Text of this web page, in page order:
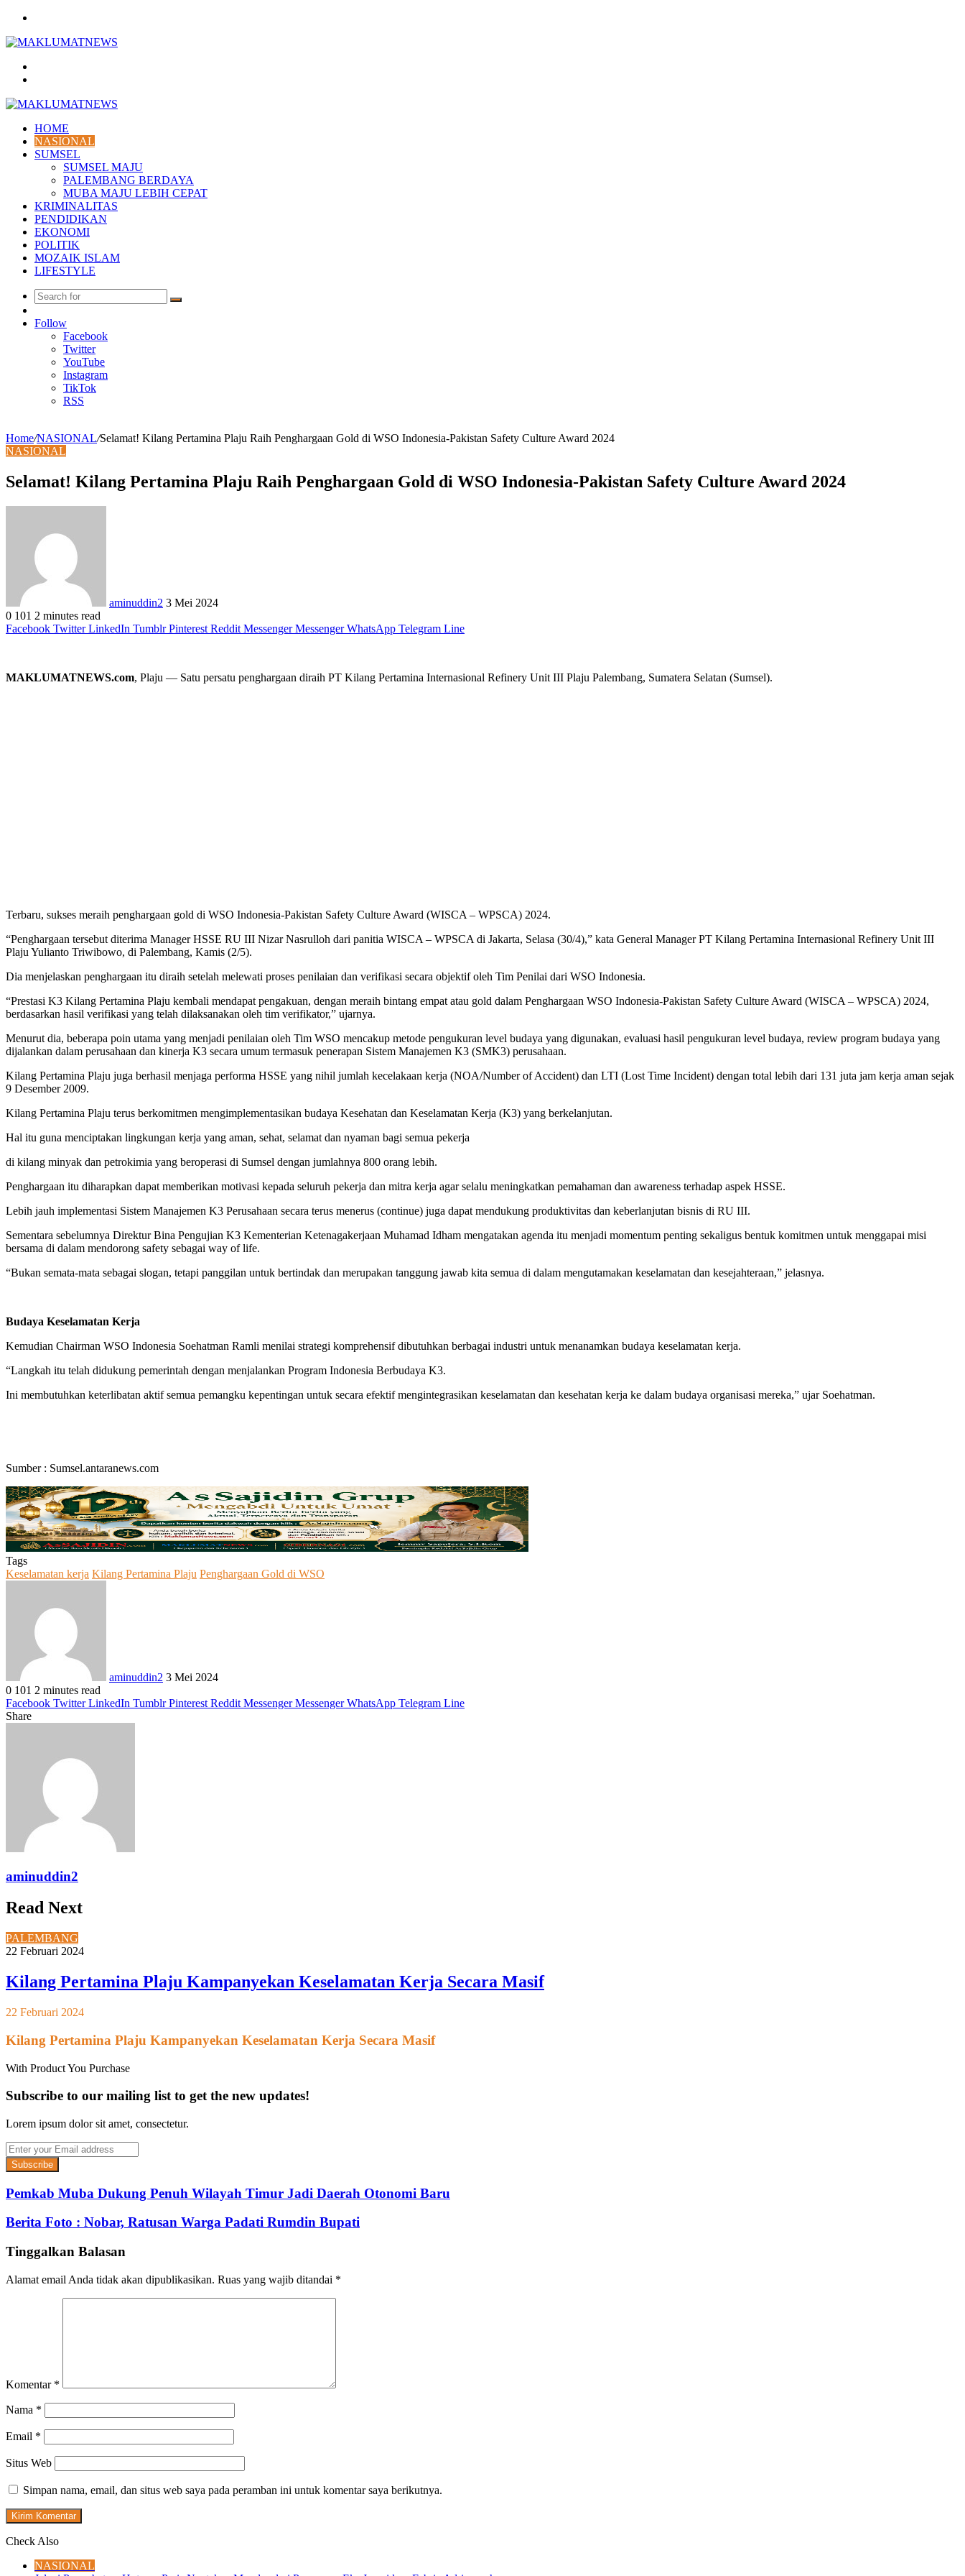
HOME
NASIONAL
SUMSEL
SUMSEL MAJU
PALEMBANG BERDAYA
MUBA MAJU LEBIH CEPAT
KRIMINALITAS
PENDIDIKAN
EKONOMI
POLITIK
MOZAIK ISLAM
LIFESTYLE
Search
Article
Follow
Facebook
Twitter
YouTube
Instagram
TikTok
RSS
Home/NASIONAL/Selamat! Kilang Pertamina Plaju Raih Penghargaan Gold di WSO Indonesia-Pakistan Safety Culture Award 2024
NASIONAL
Selamat! Kilang Pertamina Plaju Raih Penghargaan Gold di WSO Indonesia-Pakistan Safety Culture Award 2024
aminuddin2 3 Mei 2024
0 101 2 minutes read
Facebook Twitter LinkedIn Tumblr Pinterest Reddit Messenger Messenger WhatsApp Telegram Line
MAKLUMATNEWS.com, Plaju — Satu persatu penghargaan diraih PT Kilang Pertamina Internasional Refinery Unit III Plaju Palembang, Sumatera Selatan (Sumsel).
Terbaru, sukses meraih penghargaan gold di WSO Indonesia-Pakistan Safety Culture Award (WISCA – WPSCA) 2024.
“Penghargaan tersebut diterima Manager HSSE RU III Nizar Nasrulloh dari panitia WISCA – WPSCA di Jakarta, Selasa (30/4),” kata General Manager PT Kilang Pertamina Internasional Refinery Unit III
Plaju Yulianto Triwibowo, di Palembang, Kamis (2/5).
Dia menjelaskan penghargaan itu diraih setelah melewati proses penilaian dan verifikasi secara objektif oleh Tim Penilai dari WSO Indonesia.
“Prestasi K3 Kilang Pertamina Plaju kembali mendapat pengakuan, dengan meraih bintang empat atau gold dalam Penghargaan WSO Indonesia-Pakistan Safety Culture Award (WISCA – WPSCA) 2024,
berdasarkan hasil verifikasi yang telah dilaksanakan oleh tim verifikator,” ujarnya.
Menurut dia, beberapa poin utama yang menjadi penilaian oleh Tim WSO mencakup metode pengukuran level budaya yang digunakan, evaluasi hasil pengukuran level budaya, review program budaya yang
dijalankan dalam perusahaan dan kinerja K3 secara umum termasuk penerapan Sistem Manajemen K3 (SMK3) perusahaan.
Kilang Pertamina Plaju juga berhasil menjaga performa HSSE yang nihil jumlah kecelakaan kerja (NOA/Number of Accident) dan LTI (Lost Time Incident) dengan total lebih dari 131 juta jam kerja aman sejak
9 Desember 2009.
Kilang Pertamina Plaju terus berkomitmen mengimplementasikan budaya Kesehatan dan Keselamatan Kerja (K3) yang berkelanjutan.
Hal itu guna menciptakan lingkungan kerja yang aman, sehat, selamat dan nyaman bagi semua pekerja
di kilang minyak dan petrokimia yang beroperasi di Sumsel dengan jumlahnya 800 orang lebih.
Penghargaan itu diharapkan dapat memberikan motivasi kepada seluruh pekerja dan mitra kerja agar selalu meningkatkan pemahaman dan awareness terhadap aspek HSSE.
Lebih jauh implementasi Sistem Manajemen K3 Perusahaan secara terus menerus (continue) juga dapat mendukung produktivitas dan keberlanjutan bisnis di RU III.
Sementara sebelumnya Direktur Bina Pengujian K3 Kementerian Ketenagakerjaan Muhamad Idham mengatakan agenda itu menjadi momentum penting sekaligus bentuk komitmen untuk menggapai misi
bersama di dalam mendorong safety sebagai way of life.
“Bukan semata-mata sebagai slogan, tetapi panggilan untuk bertindak dan merupakan tanggung jawab kita semua di dalam mengutamakan keselamatan dan kesejahteraan,” jelasnya.
Budaya Keselamatan Kerja
Kemudian Chairman WSO Indonesia Soehatman Ramli menilai strategi komprehensif dibutuhkan berbagai industri untuk menanamkan budaya keselamatan kerja.
“Langkah itu telah didukung pemerintah dengan menjalankan Program Indonesia Berbudaya K3.
Ini membutuhkan keterlibatan aktif semua pemangku kepentingan untuk secara efektif mengintegrasikan keselamatan dan kesehatan kerja ke dalam budaya organisasi mereka,” ujar Soehatman.
Sumber : Sumsel.antaranews.com
Tags
Keselamatan kerja Kilang Pertamina Plaju Penghargaan Gold di WSO
aminuddin2 3 Mei 2024
0 101 2 minutes read
Facebook Twitter LinkedIn Tumblr Pinterest Reddit Messenger Messenger WhatsApp Telegram Line
Share
aminuddin2
Read Next
PALEMBANG
22 Februari 2024
Kilang Pertamina Plaju Kampanyekan Keselamatan Kerja Secara Masif
22 Februari 2024
Kilang Pertamina Plaju Kampanyekan Keselamatan Kerja Secara Masif
With Product You Purchase
Subscribe to our mailing list to get the new updates!
Lorem ipsum dolor sit amet, consectetur.
Enter
your
Email
address
Pemkab Muba Dukung Penuh Wilayah Timur Jadi Daerah Otonomi Baru
Berita Foto : Nobar, Ratusan Warga Padati Rumdin Bupati
Tinggalkan Balasan
Alamat email Anda tidak akan dipublikasikan. Ruas yang wajib ditandai *
Komentar *
Nama *
Email *
Situs Web
Simpan nama, email, dan situs web saya pada peramban ini untuk komentar saya berikutnya.
Check Also
NASIONAL